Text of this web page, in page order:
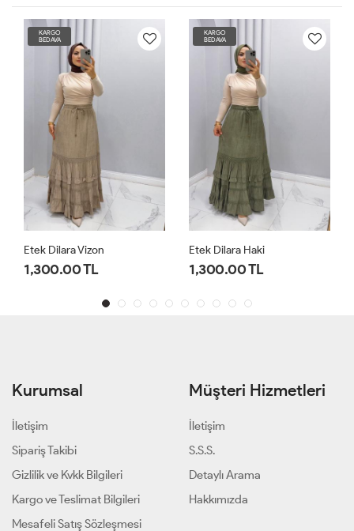
KARGO
BEDAVA
Etek Dilara Haki
1,300.00 TL
KARGO
BEDAVA
Etek Dilara Krem
1,300.00 TL
Kurumsal
İletişim
Sipariş Takibi
Gizlilik ve Kvkk Bilgileri
Kargo ve Teslimat Bilgileri
Mesafeli Satış Sözleşmesi
Müşteri Hizmetleri
İletişim
S.S.S.
Detaylı Arama
Hakkımızda